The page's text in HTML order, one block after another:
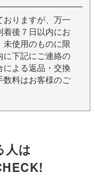
おりますが、万一
後７日以内にお
使用のものに限
に下記にご連絡の
による返品・交換
数料はお客様のご
人は